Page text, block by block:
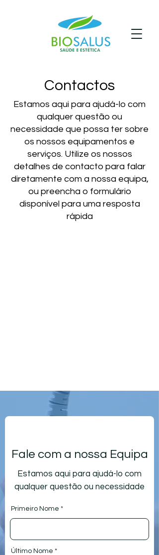
Contactos
Estamos aqui para ajudá-lo com
qualquer questão ou
necessidade que possa ter sobre
os nossos equipamentos e
serviços. Utilize os nossos
detalhes de contacto para falar
diretamente com a nossa equipa,
ou preencha o formulário
disponível para uma resposta
rápida
Fale com a nossa Equipa
Estamos aqui para ajudá-lo com
qualquer questão ou necessidade
Primeiro Nome
Último Nome